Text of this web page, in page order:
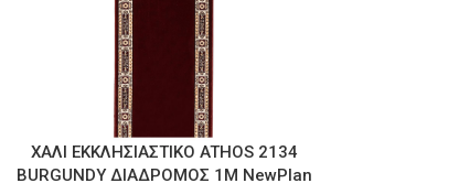
ΧΑΛΙ ΕΚΚΛΗΣΙΑΣΤΙΚΟ ATHOS 2134
BURGUNDY ΔΙΑΔΡΟΜΟΣ 1Μ NewPlan